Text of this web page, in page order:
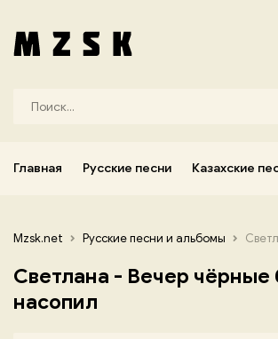
Главная Русские песни Казахские
Mzsk.net Русские песни и альбомы
Светлана - Вечер чёрные
насопил
Узбекские песни